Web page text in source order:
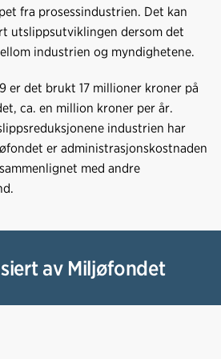
fra prosessindustrien. Det kan
utslippsutviklingen dersom det
industrien og myndighetene.
er det brukt 17 millioner kroner på
ca. en million kroner per år.
industrien har
er administrasjonskostnaden
med andre
av Miljøfondet